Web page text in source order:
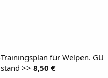
für Welpen. GU
>> 8,50 €